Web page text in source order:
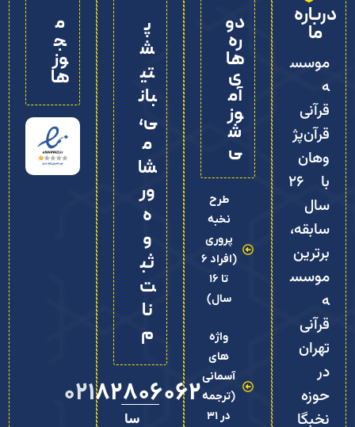
درباره
ما
موسس
ه
قرآنی
قرآن‌پژ
وهان
با ۲۶
سال
سابقه،
برترین
موسس
ه
قرآنی
تهران
در
حوزه
نخبگا
دو
ره‌
ها
ی
آم
وز
ش
ی
طرح
نخبه
پروری
(افراد 6
تا 16
سال)
واژه
های
آسمانی
(ترجمه
در 31
پ
ش
تی
بان
ی،
م
شا
ور
ه
و
ثب
ت‌
نا
م
02182806062
سا
م
ج
وز
ها